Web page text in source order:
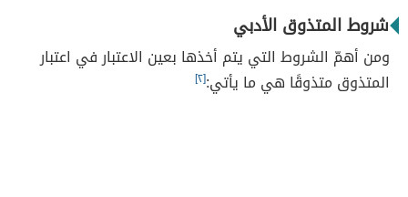
شروط المتذوق الأدبي
ومن أهمّ الشروط التي يتم أخذها بعين الاعتبار في اعتبار
المتذوق متذوقًا هي ما يأتي:[٢]